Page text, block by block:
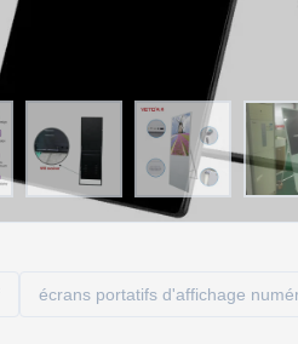
écrans portatifs d'affichage